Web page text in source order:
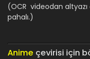
(OCR videodan
pahalı.)
Anime çevirisi için